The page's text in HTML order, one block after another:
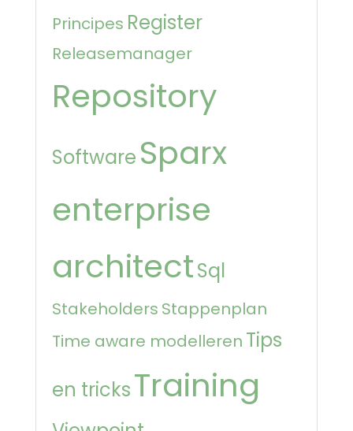
Principes Register
Releasemanager
Repository
Software Sparx
enterprise
architectSql
Stakeholders Stappenplan
Time aware modelleren Tips
en tricksTraining